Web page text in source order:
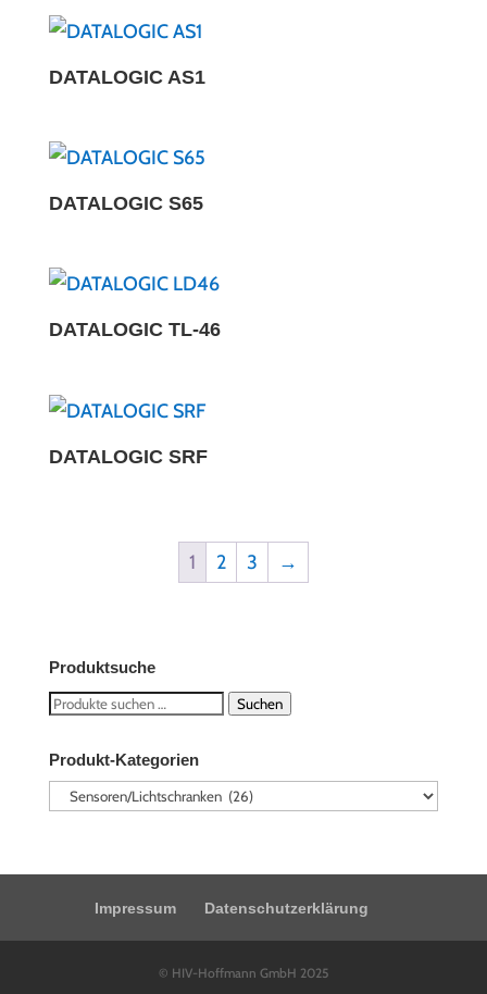
DATALOGIC AS1
DATALOGIC S65
DATALOGIC TL-46
DATALOGIC SRF
1 2 3 →
Produktsuche
Suchen
Suchen
Produkt-Kategorien
Impressum Datenschutzerklärung
© HIV-Hoffmann GmbH 2025